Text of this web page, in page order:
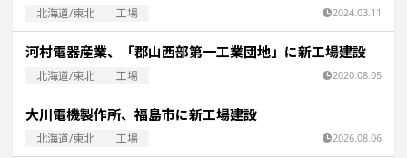
北海道/東北 工場 2024.03.11
河村電器産業、「郡山西部第一工業団地」に新工場建設
北海道/東北 工場 2020.08.05
大川電機製作所、福島市に新工場建設
北海道/東北 工場 2026.08.06